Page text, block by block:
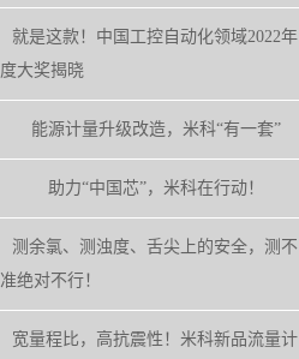
就是这款！中国工控自动化领域2022年
度大奖揭晓
能源计量升级改造，米科“有一套”
助力“中国芯”，米科在行动！
测余氯、测浊度、舌尖上的安全，测不
准绝对不行！
宽量程比，高抗震性！米科新品流量计